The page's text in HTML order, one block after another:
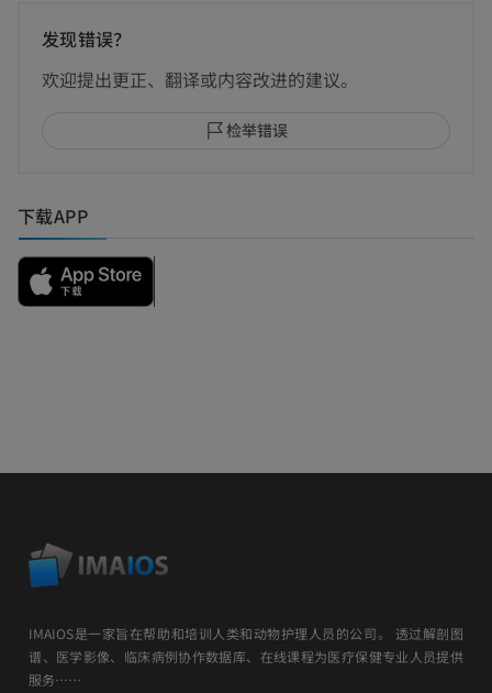
发现错误？
欢迎提出更正、翻译或内容改进的建议。
检举错误
下载APP
IMAIOS是一家旨在帮助和培训人类和动物护理人员的公司。 透过解剖图
谱、医学影像、临床病例协作数据库、在线课程为医疗保健专业人员提供
服务……